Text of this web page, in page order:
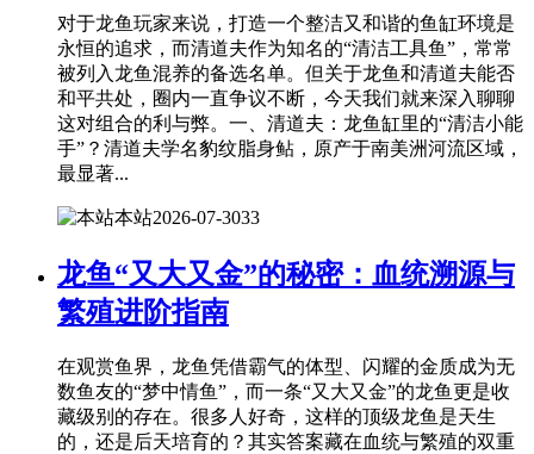
对于龙鱼玩家来说，打造一个整洁又和谐的鱼缸环境是
永恒的追求，而清道夫作为知名的“清洁工具鱼”，常常
被列入龙鱼混养的备选名单。但关于龙鱼和清道夫能否
和平共处，圈内一直争议不断，今天我们就来深入聊聊
这对组合的利与弊。一、清道夫：龙鱼缸里的“清洁小能
手”？清道夫学名豹纹脂身鲇，原产于南美洲河流区域，
最显著...
本站2026-07-3033
龙鱼“又大又金”的秘密：血统溯源与
繁殖进阶指南
在观赏鱼界，龙鱼凭借霸气的体型、闪耀的金质成为无
数鱼友的“梦中情鱼”，而一条“又大又金”的龙鱼更是收
藏级别的存在。很多人好奇，这样的顶级龙鱼是天生
的，还是后天培育的？其实答案藏在血统与繁殖的双重